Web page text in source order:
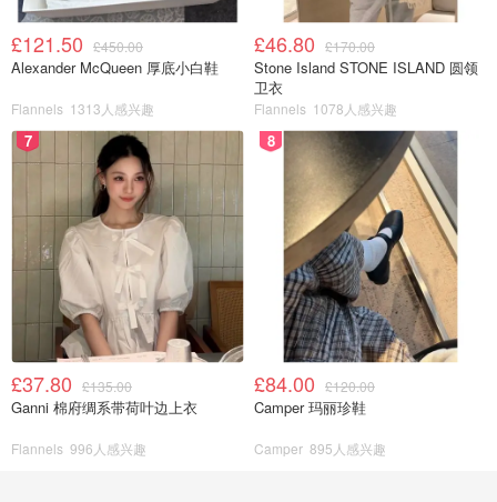
£121.50 £450.00
Alexander McQueen 厚底小白鞋
Flannels 1313人感兴趣
£46.80 £170.00
Stone Island STONE ISLAND 圆领
卫衣
Flannels 1078人感兴趣
7
£37.80 £135.00
Ganni 棉府绸系带荷叶边上衣
Flannels 996人感兴趣
8
£84.00 £120.00
Camper 玛丽珍鞋
Camper 895人感兴趣